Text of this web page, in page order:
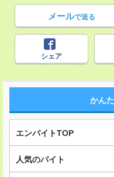
メールで送る
シェア
かん
エンバイトTOP
人気のバイト